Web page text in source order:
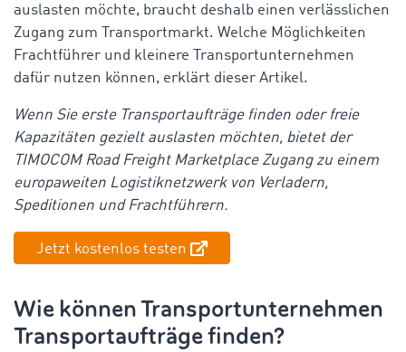
auslasten möchte, braucht deshalb einen verlässlichen
Zugang zum Transportmarkt. Welche Möglichkeiten
Frachtführer und kleinere Transportunternehmen
dafür nutzen können, erklärt dieser Artikel.
Wenn Sie erste Transportaufträge finden oder freie
Kapazitäten gezielt auslasten möchten, bietet der
TIMOCOM Road Freight Marketplace Zugang zu einem
europaweiten Logistiknetzwerk von Verladern,
Speditionen und Frachtführern.
Jetzt kostenlos testen
Wie können Transportunternehmen
Transportaufträge finden?